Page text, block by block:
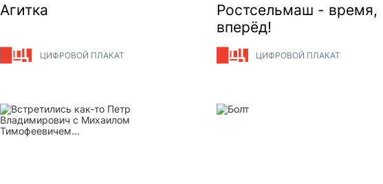
Агитка
ЦИФРОВОЙ ПЛАКАТ
Ростсельмаш - время,
вперёд!
ЦИФРОВОЙ ПЛАКАТ
Встретились как-то Петр Владимирович с Михаилом Тимофеевичем...
Болт